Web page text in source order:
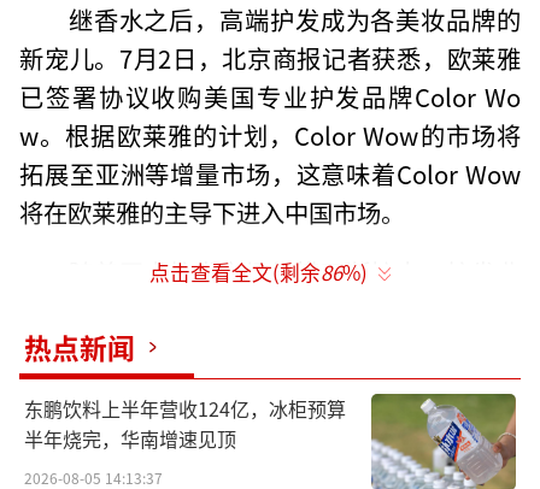
继香水之后，高端护发成为各美妆品牌的
新宠儿。7月2日，北京商报记者获悉，欧莱雅
已签署协议收购美国专业护发品牌Color Wo
w。根据欧莱雅的计划，Color Wow的市场将
拓展至亚洲等增量市场，这意味着Color Wow
将在欧莱雅的主导下进入中国市场。
随着国内护发市场规模不断扩大，护发业
一。什么赛道最能赚钱，行业玩家最有敏感
性，当珀莱雅、橘宜集团等品牌也在想尽办法
争夺护发市场份额，美妆品牌新一轮竞争也被
拉开帷幕。
点击查看全文(剩余86%)
热点新闻
东鹏饮料上半年营收124亿，冰柜预算
半年烧完，华南增速见顶
2026-08-05 14:13:37